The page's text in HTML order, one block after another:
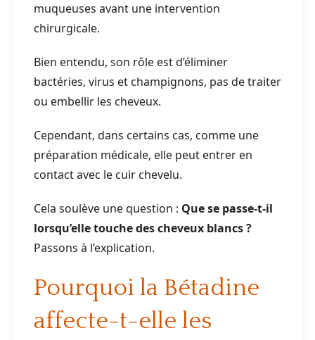
muqueuses avant une intervention
chirurgicale.
Bien entendu, son rôle est d’éliminer
bactéries, virus et champignons, pas de traiter
ou embellir les cheveux.
Cependant, dans certains cas, comme une
préparation médicale, elle peut entrer en
contact avec le cuir chevelu.
Cela soulève une question : Que se passe-t-il
lorsqu’elle touche des cheveux blancs ?
Passons à l’explication.
Pourquoi la Bétadine
affecte-t-elle les